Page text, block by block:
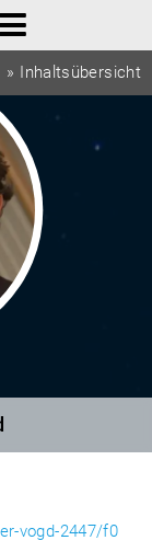
» Inhaltsübersicht
Menü
vogd-2447/f0